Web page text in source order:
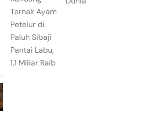
Ternak Ayam
Petelur di
Paluh Sibaji
Pantai Labu,
1,1 Miliar Raib